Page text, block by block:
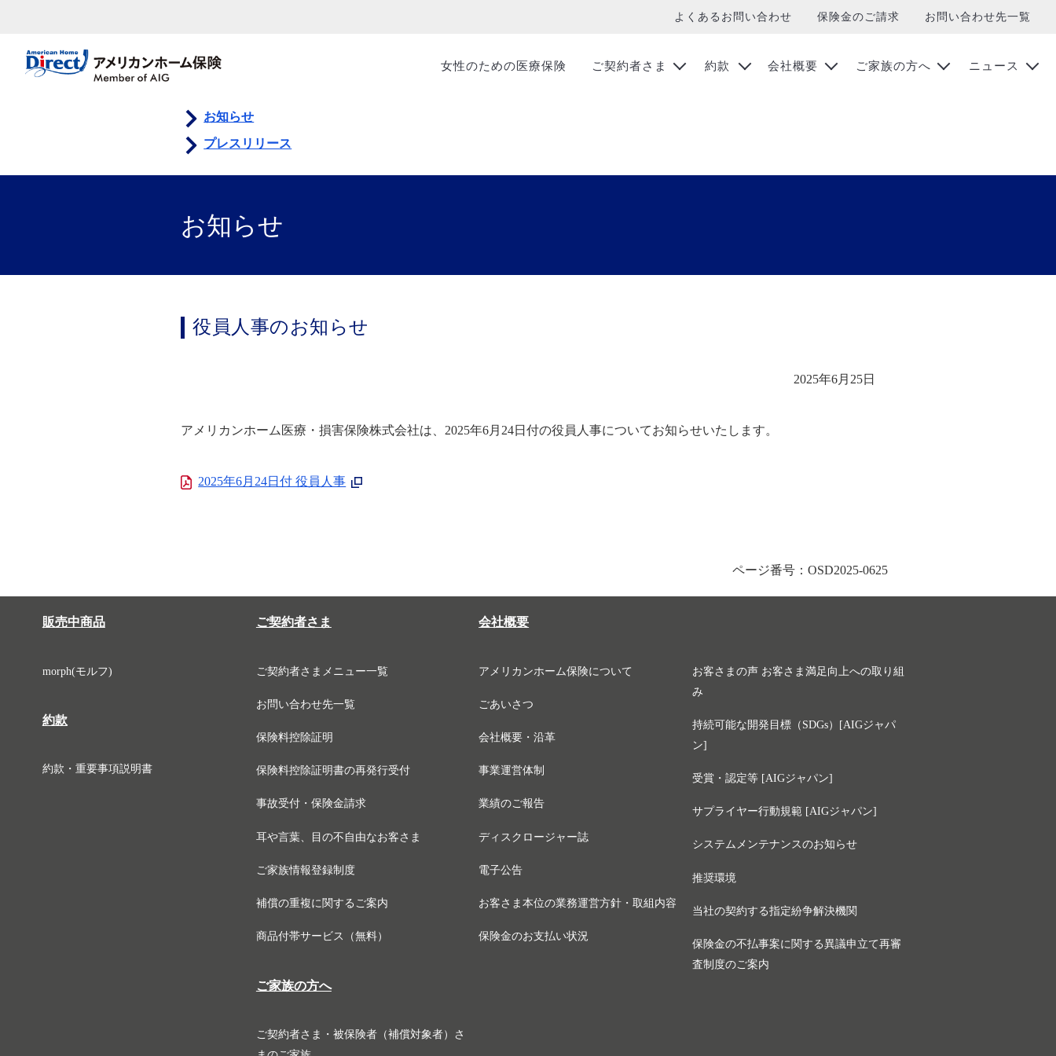
よくあるお問い合わせ 保険金のご請求 お問い合わせ先一覧
女性のための医療保険 ご契約者さま 約款 会社概要 ご家族の方へ ニュース
お知らせ
プレスリリース
お知らせ
役員人事のお知らせ
2025年6月25日
アメリカンホーム医療・損害保険株式会社は、2025年6月24日付の役員人事についてお知らせいたします。
2025年6月24日付 役員人事
ページ番号：OSD2025-0625
販売中商品
morph(モルフ)
約款
約款・重要事項説明書
ご契約者さま
ご契約者さまメニュー一覧
お問い合わせ先一覧
保険料控除証明
保険料控除証明書の再発行受付
事故受付・保険金請求
耳や言葉、目の不自由なお客さま
ご家族情報登録制度
補償の重複に関するご案内
商品付帯サービス（無料）
ご家族の方へ
ご契約者さま・被保険者（補償対象者）さ
会社概要
アメリカンホーム保険について
ごあいさつ
会社概要・沿革
事業運営体制
業績のご報告
ディスクロージャー誌
電子公告
お客さま本位の業務運営方針・取組内容
保険金のお支払い状況
お客さまの声 お客さま満足向上への取り組
み
持続可能な開発目標（SDGs）[AIGジャパ
ン]
受賞・認定等 [AIGジャパン]
サプライヤー行動規範 [AIGジャパン]
システムメンテナンスのお知らせ
推奨環境
当社の契約する指定紛争解決機関
保険金の不払事案に関する異議申立て再審
査制度のご案内